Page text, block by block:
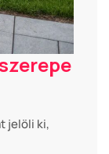
jelöli ki,